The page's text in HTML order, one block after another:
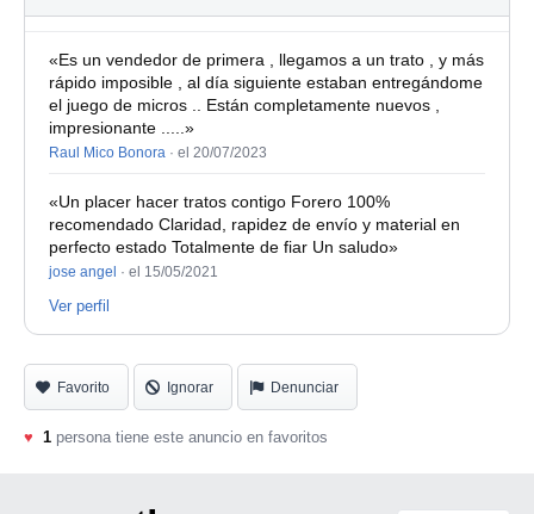
«Es un vendedor de primera , llegamos a un trato , y más
rápido imposible , al día siguiente estaban entregándome
el juego de micros .. Están completamente nuevos ,
impresionante .....»
Raul Mico Bonora · el 20/07/2023
«Un placer hacer tratos contigo Forero 100%
recomendado Claridad, rapidez de envío y material en
perfecto estado Totalmente de fiar Un saludo»
jose angel · el 15/05/2021
Ver perfil
Favorito Ignorar Denunciar
♥ 1 persona tiene este anuncio en favoritos